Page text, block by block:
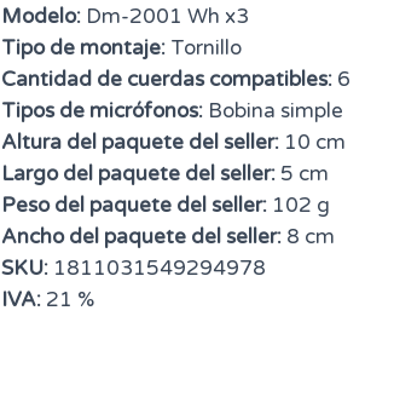
Modelo: Dm-2001 Wh x3
Tipo de montaje: Tornillo
Cantidad de cuerdas compatibles: 6
Tipos de micrófonos: Bobina simple
Altura del paquete del seller: 10 cm
Largo del paquete del seller: 5 cm
Peso del paquete del seller: 102 g
Ancho del paquete del seller: 8 cm
SKU: 1811031549294978
IVA: 21 %